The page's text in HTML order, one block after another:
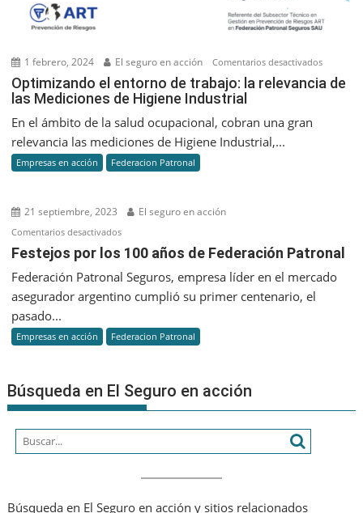
1 febrero, 2024 El seguro en acción Comentarios desactivadosen
de
Higiene
Optimizando el entorno de trabajo: la relevancia de
las Mediciones de Higiene Industrial
En el ámbito de la salud ocupacional, cobran una gran
relevancia las mediciones de Higiene Industrial,...
Empresas en acción Federacion Patronal
21 septiembre, 2023 El seguro en acción
Comentarios desactivadosen
Festejos
los
100
de
Festejos por los 100 años de Federación Patronal
Federación Patronal Seguros, empresa líder en el mercado
asegurador argentino cumplió su primer centenario, el
pasado...
Empresas en acción Federacion Patronal
Búsqueda en El Seguro en acción
Búsqueda en El Seguro en acción y sitios relacionados